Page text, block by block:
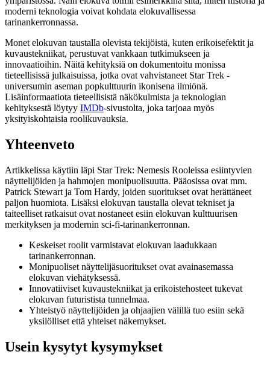
moderni teknologia voivat kohdata elokuvallisessa
tarinankerronnassa.
Monet elokuvan taustalla olevista tekijöistä, kuten erikoisefektit ja
kuvaustekniikat, perustuvat vankkaan tutkimukseen ja
innovaatioihin. Näitä kehityksiä on dokumentoitu monissa
tieteellisissä julkaisuissa, jotka ovat vahvistaneet Star Trek -
universumin aseman popkulttuurin ikonisena ilmiönä.
Lisäinformaatiota tieteellisistä näkökulmista ja teknologian
kehityksestä löytyy IMDb-sivustolta, joka tarjoaa myös
yksityiskohtaisia roolikuvauksia.
Yhteenveto
Artikkelissa käytiin läpi Star Trek: Nemesis Rooleissa esiintyvien
näyttelijöiden ja hahmojen monipuolisuutta. Pääosissa ovat mm.
Patrick Stewart ja Tom Hardy, joiden suoritukset ovat herättäneet
paljon huomiota. Lisäksi elokuvan taustalla olevat tekniset ja
taiteelliset ratkaisut ovat nostaneet esiin elokuvan kulttuurisen
merkityksen ja modernin sci-fi-tarinankerronnan.
Keskeiset roolit varmistavat elokuvan laadukkaan
tarinankerronnan.
Monipuoliset näyttelijäsuoritukset ovat avainasemassa
elokuvan viehätyksessä.
Innovatiiviset kuvaustekniikat ja erikoistehosteet tukevat
elokuvan futuristista tunnelmaa.
Yhteistyö näyttelijöiden ja ohjaajien välillä tuo esiin sekä
yksilölliset että yhteiset näkemykset.
Usein kysytyt kysymykset